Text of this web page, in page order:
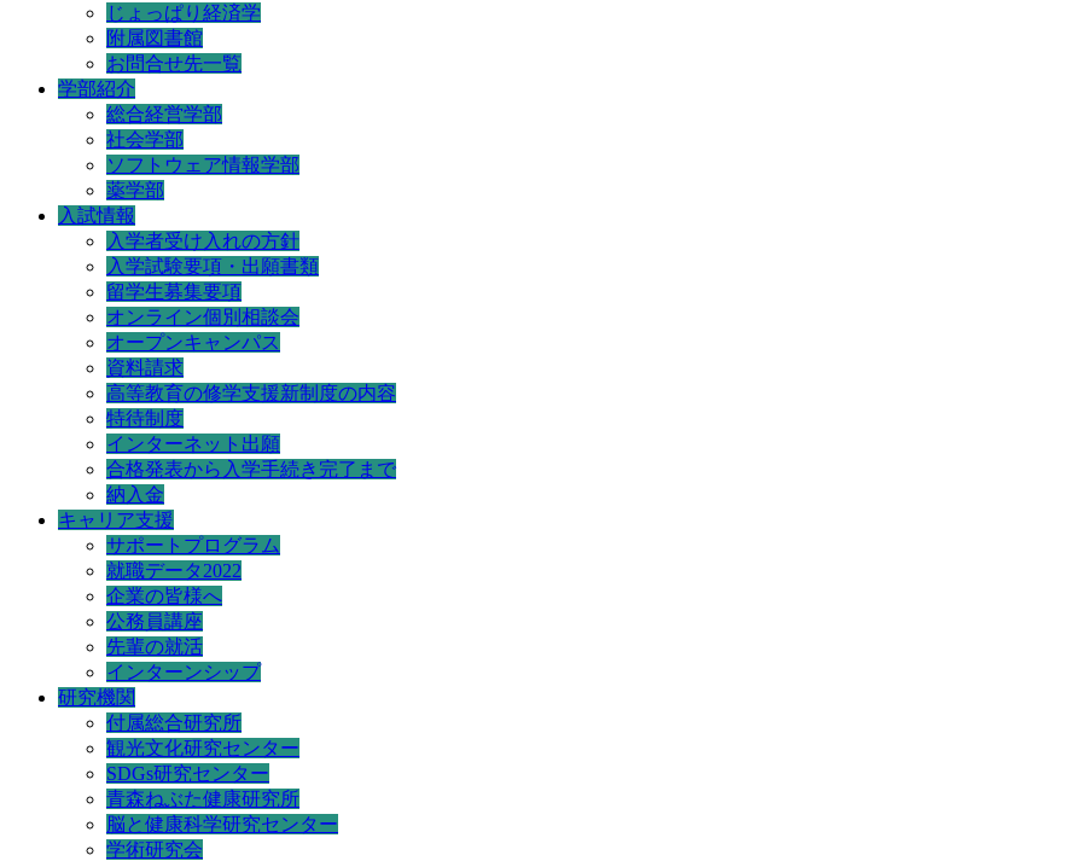
じょっぱり経済学
附属図書館
お問合せ先一覧
学部紹介
総合経営学部
社会学部
ソフトウェア情報学部
薬学部
入試情報
入学者受け入れの方針
入学試験要項・出願書類
留学生募集要項
オンライン個別相談会
オープンキャンパス
資料請求
高等教育の修学支援新制度の内容
特待制度
インターネット出願
合格発表から入学手続き完了まで
納入金
キャリア支援
サポートプログラム
就職データ2022
企業の皆様へ
公務員講座
先輩の就活
インターンシップ
研究機関
付属総合研究所
観光文化研究センター
SDGs研究センター
青森ねぶた健康研究所
脳と健康科学研究センター
学術研究会